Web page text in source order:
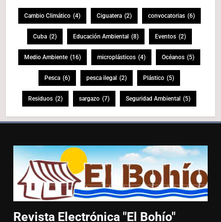
Cambio Climático (4) Ciguatera (2) convocatorias (6)
Cuba (2) Educación Ambiental (8) Eventos (2)
Medio Ambiente (16) microplásticos (4) Océanos (5)
Pesca (6) pesca ilegal (2) Plástico (5)
Residuos (2) sargazo (7) Seguridad Ambiental (5)
Revista Electrónica "El Bohío"